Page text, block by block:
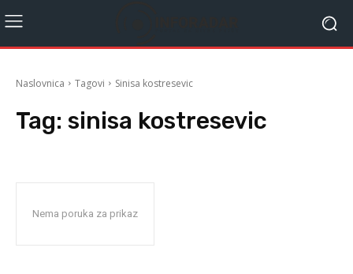
Naslovnica Tagovi Sinisa kostresevic
Tag: sinisa kostresevic
Nema poruka za prikaz